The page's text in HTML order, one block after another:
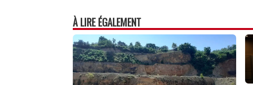
À LIRE ÉGALEMENT